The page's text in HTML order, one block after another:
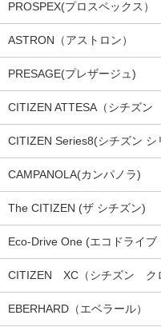
PROSPEX(プロスペックス）
ASTRON（アストロン）
PRESAGE(プレザージュ)
CITIZEN ATTESA（シチズン
CITIZEN Series8(シチズン シ
CAMPANOLA(カンパノラ)
The CITIZEN (ザ シチズン)
Eco-Drive One (エコドライブ
CITIZEN XC（シチズン ク
EBERHARD（エベラール）